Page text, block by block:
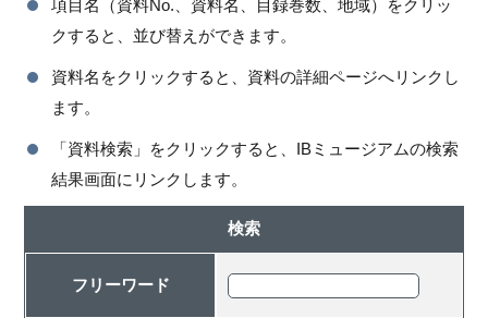
項目名（資料No.、資料名、目録巻数、地域）をクリッ
クすると、並び替えができます。
資料名をクリックすると、資料の詳細ページへリンクし
ます。
「資料検索」をクリックすると、IBミュージアムの検索
結果画面にリンクします。
検索
フリーワード